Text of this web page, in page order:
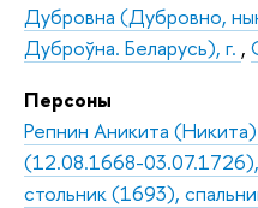
Дубровна (Дубровно,
Дуброўна. Беларусь), г. ,
Персоны
Репнин Аникита (Никита)
(12.08.1668-
стольник (1693),